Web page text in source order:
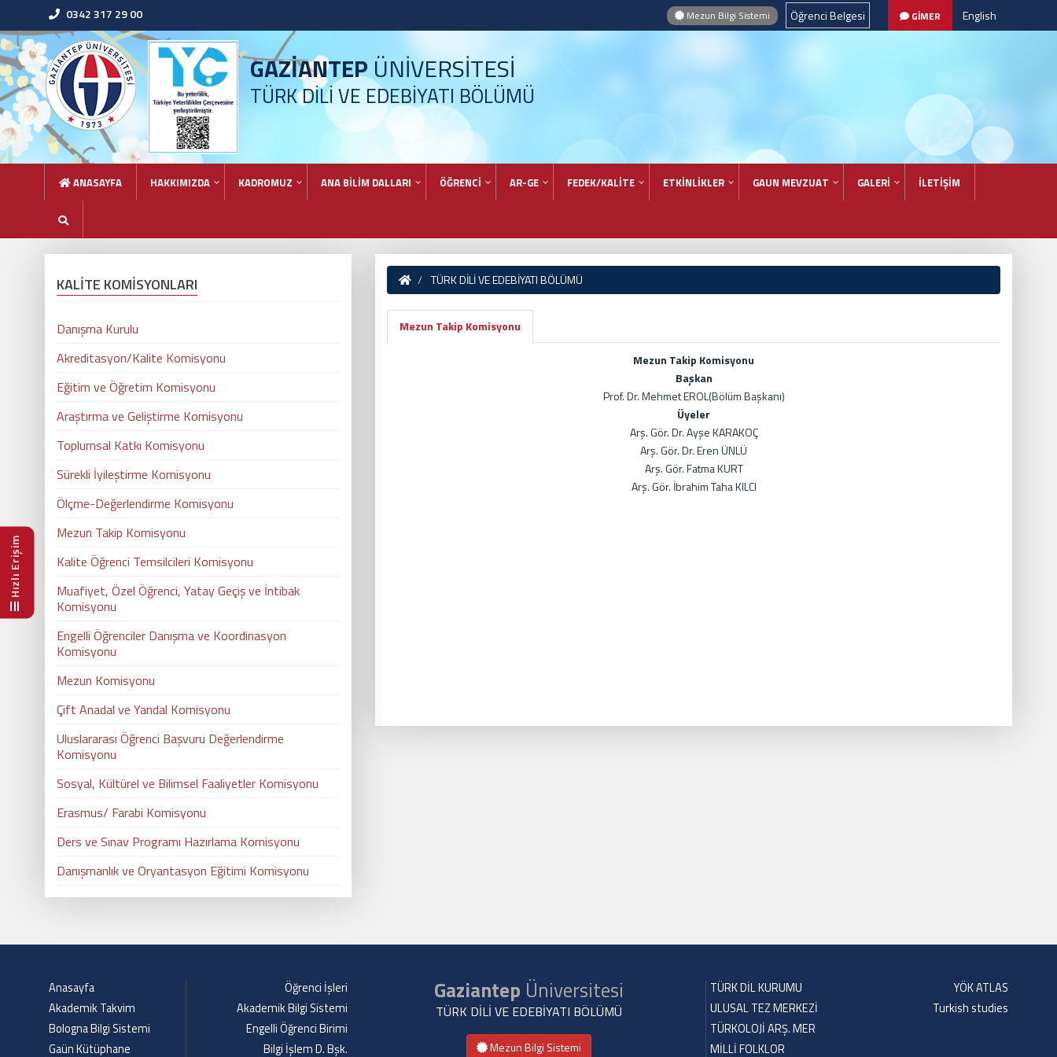
Hızlı Erişim
0342 317 29 00 Öğrenci Belgesi
Mezun Bilgi Sistemi GİMER English
GAZİANTEPÜNİVERSİTESİ
TÜRK DİLİ VE EDEBİYATI BÖLÜMÜ
ANASAYFA HAKKIMIZDA KADROMUZ ANA BİLİM DALLARI ÖĞRENCİ AR-GE FEDEK/KALİTE ETKİNLİKLER GAUN MEVZUAT GALERİ İLETİŞİM
TÜRK DİLİ VE EDEBİYATI BÖLÜMÜ
Mezun Takip Komisyonu
Mezun Takip Komisyonu
Başkan
Prof. Dr. Mehmet EROL(Bölüm Başkanı)
Üyeler
Arş. Gör. Dr. Ayşe KARAKOÇ
Arş. Gör. Dr. Eren ÜNLÜ
Arş. Gör. Fatma KURT
Arş. Gör. İbrahim Taha KILCI
KALİTE KOMİSYONLARI
Danışma Kurulu
Akreditasyon/Kalite Komisyonu
Eğitim ve Öğretim Komisyonu
Araştırma ve Geliştirme Komisyonu
Toplumsal Katkı Komisyonu
Sürekli İyileştirme Komisyonu
Ölçme-Değerlendirme Komisyonu
Mezun Takip Komisyonu
Kalite Öğrenci Temsilcileri Komisyonu
Muafiyet, Özel Öğrenci, Yatay Geçiş ve İntibak
Komisyonu
Engelli Öğrenciler Danışma ve Koordinasyon
Komisyonu
Mezun Komisyonu
Çift Anadal ve Yandal Komisyonu
Uluslararası Öğrenci Başvuru Değerlendirme
Komisyonu
Sosyal, Kültürel ve Bilimsel Faaliyetler Komisyonu
Erasmus/ Farabi Komisyonu
Ders ve Sınav Programı Hazırlama Komisyonu
Danışmanlık ve Oryantasyon Eğitimi Komisyonu
Anasayfa
Akademik Takvim
Bologna Bilgi Sistemi
Gaün Kütüphane
Öğrenci İşleri
Akademik Bilgi Sistemi
Engelli Öğrenci Birimi
Bilgi İşlem D. Bşk.
Gaziantep Üniversitesi
TÜRK DİLİ VE EDEBİYATI BÖLÜMÜ
Mezun Bilgi Sistemi
TÜRK DİL KURUMU
ULUSAL TEZ MERKEZİ
TÜRKOLOJİ ARŞ. MER
MİLLİ FOLKLOR
YÖK ATLAS
Turkish studies